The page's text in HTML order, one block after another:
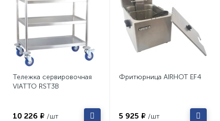
Тележка сервировочная
VIATTO RST3B
10 226 ₽ /шт
Фритюрница AIRHOT EF4
5 925 ₽ /шт